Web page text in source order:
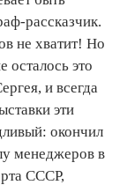
не хватит! Но
осталось это
и всегда
эти
окончил
менеджеров в
СССР,